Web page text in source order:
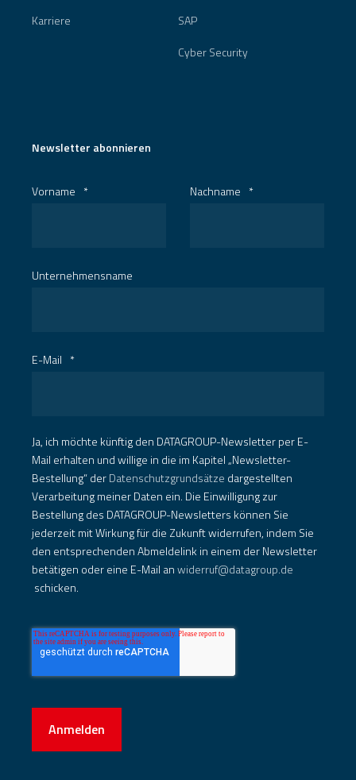
Karriere
SAP
Cyber Security
Newsletter abonnieren
Vorname * Nachname *
Unternehmensname
E-Mail *
Ja, ich möchte künftig den DATAGROUP-Newsletter per E-
Mail erhalten und willige in die im Kapitel „Newsletter-
Bestellung“ derDatenschutzgrundsätze dargestellten
Verarbeitung meiner Daten ein. Die Einwilligung zur
Bestellung des DATAGROUP-Newsletters können Sie
jederzeit mit Wirkung für die Zukunft widerrufen, indem Sie
den entsprechenden Abmeldelink in einem der Newsletter
betätigen oder eine E-Mail anwiderruf@datagroup.de
schicken.
Anmelden